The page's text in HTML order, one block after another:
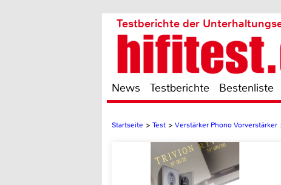
Testberichte der
News Testberichte Bestenliste
Startseite > Test > Verstärker Phono Vorverstärker